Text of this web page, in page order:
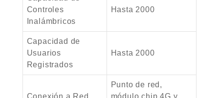
Controles
Inalámbricos
Hasta 2000
Capacidad de
Usuarios
Registrados
Hasta 2000
Conexión a Red
Punto de red,
módulo chip 4G y